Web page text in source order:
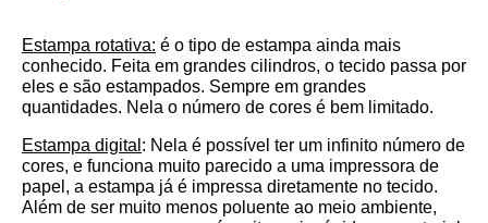
Estampa rotativa: é o tipo de estampa ainda mais
conhecido. Feita em grandes cilindros, o tecido passa por
eles e são estampados. Sempre em grandes
quantidades. Nela o número de cores é bem limitado.
Estampa digital : Nela é possível ter um infinito número de
cores, e funciona muito parecido a uma impressora de
papel, a estampa já é impressa diretamente no tecido.
Além de ser muito menos poluente ao meio ambiente,